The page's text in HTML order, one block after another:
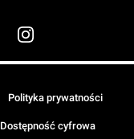
Polityka prywatności
Dostępność cyfrowa